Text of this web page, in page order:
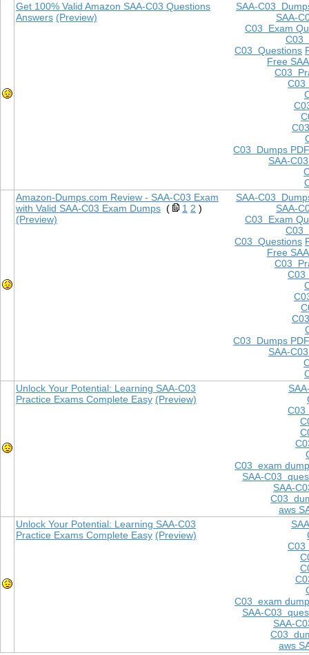
SAA-C03
SAA-
C03 Exam
C03
C03 Questions
Free
C03
C03
C03 Dumps PDF
SAA-
Get 100% Valid Amazon SAA-C03 Questions
Answers (Preview)
SAA-C03
SAA-
C03 Exam
C03
C03 Questions
Free
C03
C03
C03 Dumps PDF
SAA-
Amazon-Dumps.com Review - SAA-C03 Exam
with Valid SAA-C03 Exam Dumps ( 1 2 )
(Preview)
C03
C03 exam
SAA-C03
SAA-
C03
aws
Unlock Your Potential: Learning SAA-C03
Practice Exams Complete Easy (Preview)
C03
C03 exam
SAA-C03
SAA-
C03
aws
Unlock Your Potential: Learning SAA-C03
Practice Exams Complete Easy (Preview)